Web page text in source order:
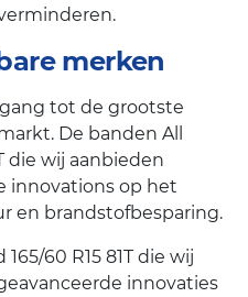
merken
tot de grootste
De banden All
die wij aanbieden
innovations op het
en brandstofbesparing.
60 R15 81T die wij
innovaties